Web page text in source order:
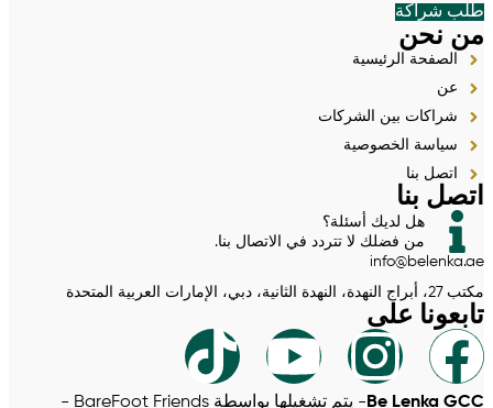
طلب شراكة
من نحن
الصفحة الرئيسية
عن
شراكات بين الشركات
سياسة الخصوصية
اتصل بنا
اتصل بنا
هل لديك أسئلة؟
من فضلك لا تتردد في الاتصال بنا.
info@belenka.ae
مكتب 27، أبراج النهدة، النهدة الثانية، دبي، الإمارات العربية المتحدة
تابعونا على
Be Lenka GCC - يتم تشغيلها بواسطة BareFoot Friends -